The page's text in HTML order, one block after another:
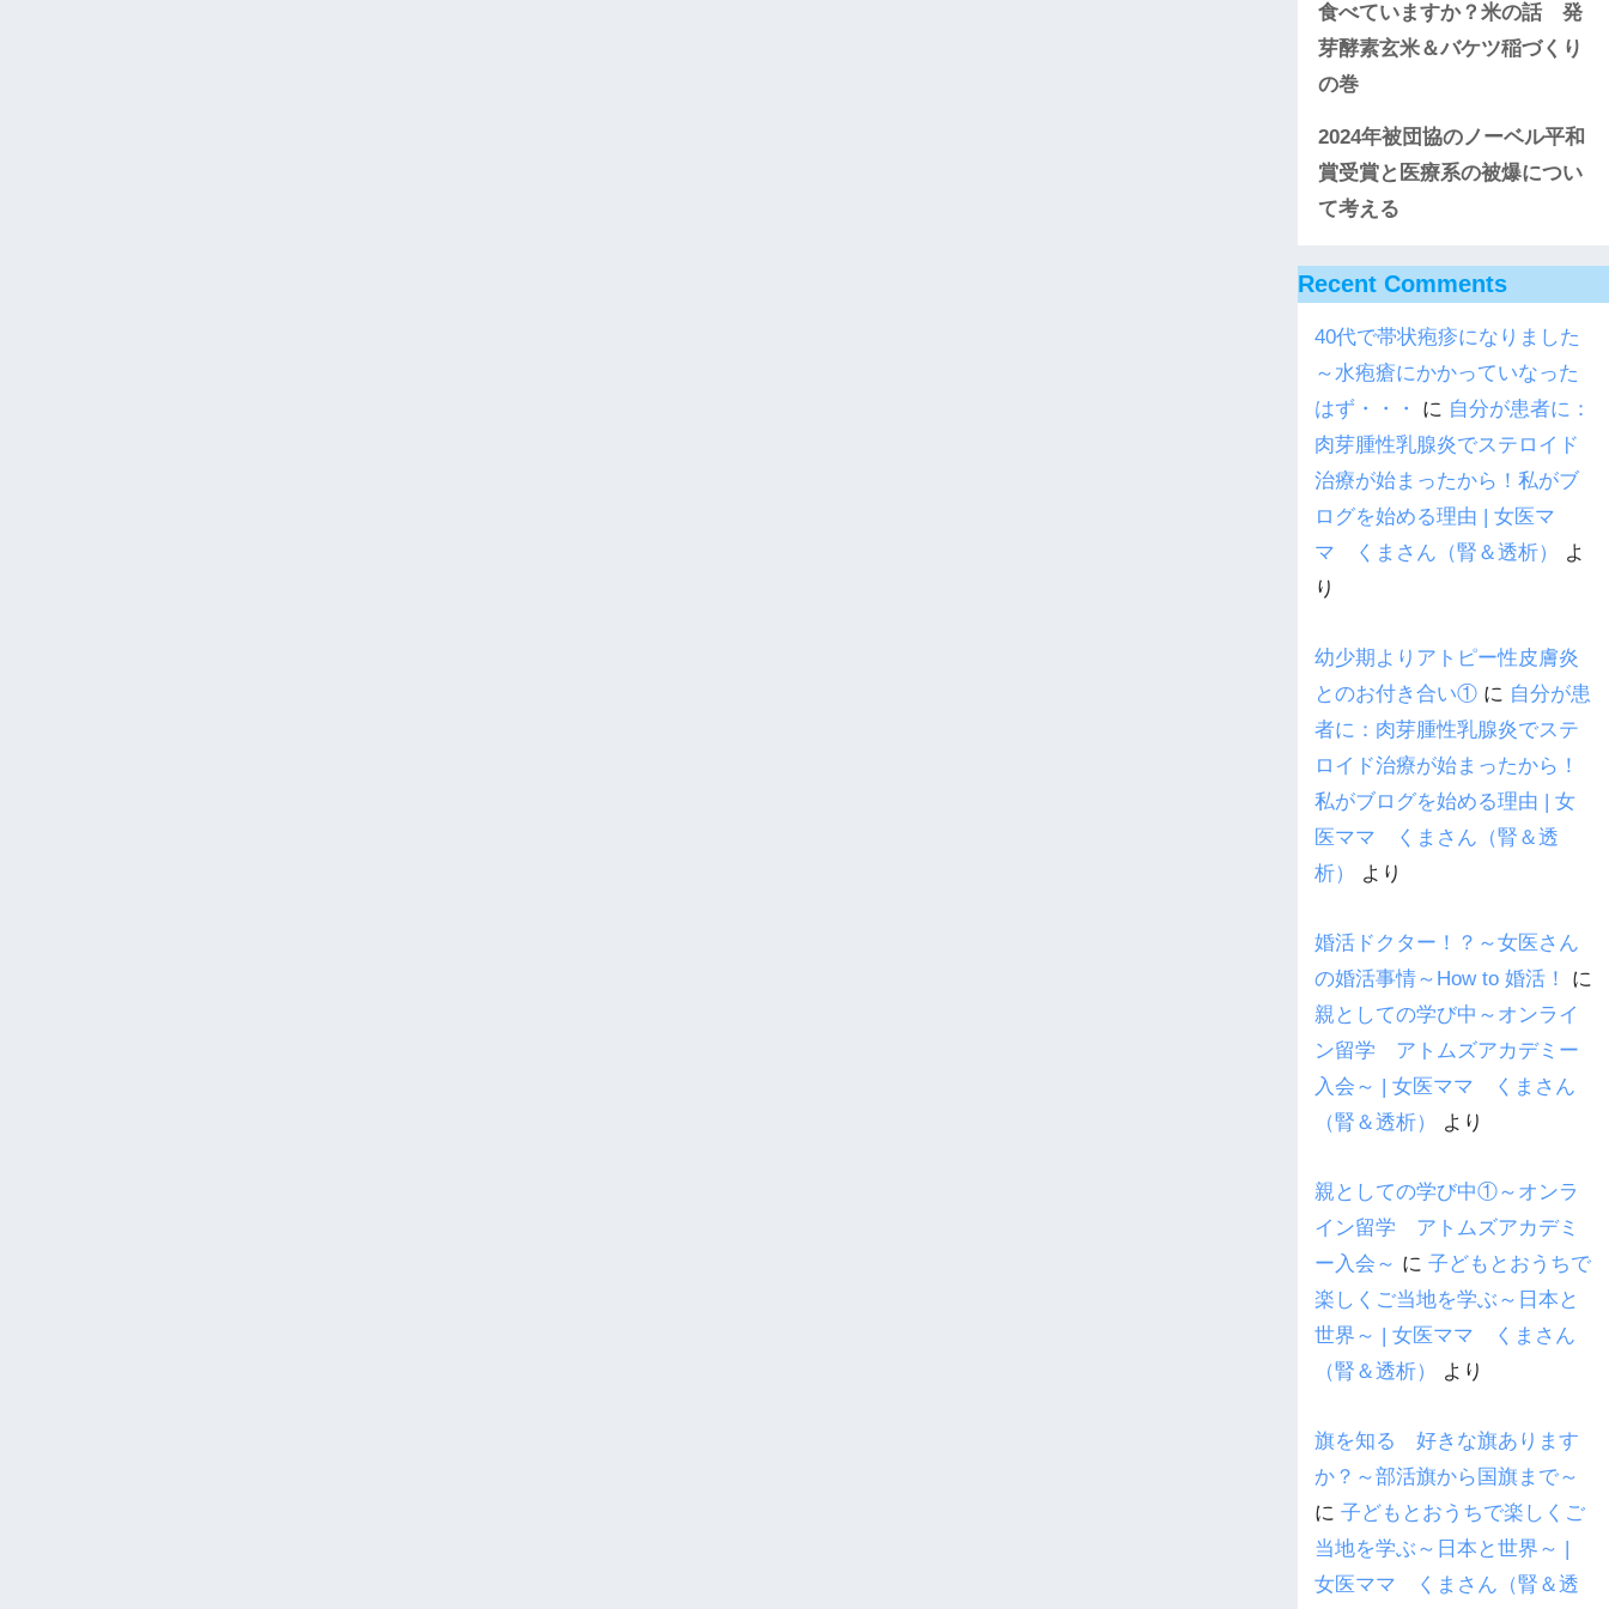
食べていますか？米の話 発
芽酵素玄米＆バケツ稲づくり
の巻
2024年被団協のノーベル平和
賞受賞と医療系の被爆につい
て考える
Recent Comments
40代で帯状疱疹になりました
～水疱瘡にかかっていなった
はず・・・
に 自分が患者に：
肉芽腫性乳腺炎でステロイド
治療が始まったから！私がブ
ログを始める理由 | 女医マ
マ くまさん（腎＆透析）
よ
り
幼少期よりアトピー性皮膚炎
とのお付き合い① に 自分が患
者に：肉芽腫性乳腺炎でステ
ロイド治療が始まったから！
私がブログを始める理由 | 女
医ママ くまさん（腎＆透
析）
より
婚活ドクター！？～女医さん
の婚活事情～How to 婚活！
に
親としての学び中～オンライ
ン留学 アトムズアカデミー
入会～ | 女医ママ くまさん
（腎＆透析）
より
親としての学び中①～オンラ
イン留学 アトムズアカデミ
ー入会～ に 子どもとおうちで
楽しくご当地を学ぶ～日本と
世界～ | 女医ママ くまさん
（腎＆透析）
より
旗を知る 好きな旗あります
か？～部活旗から国旗まで～
に 子どもとおうちで楽しくご
当地を学ぶ～日本と世界～ |
女医ママ くまさん（腎＆透